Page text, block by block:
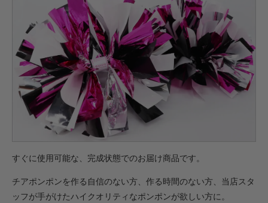
すぐに使用可能な、完成状態でのお届け商品です。
チアポンポンを作る自信のない方、作る時間のない方、当店スタ
ッフが手がけたハイクオリティなポンポンが欲しい方に。